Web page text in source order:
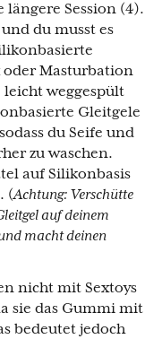
Session (4).
du musst es
Masturbation
leicht weggespült
Gleitgele
du Seife und
zu waschen.
auf Silikonbasis
(Achtung: Verschütte
auf deinem
macht deinen
nicht mit Sextoys
sie das Gummi mit
bedeutet jedoch